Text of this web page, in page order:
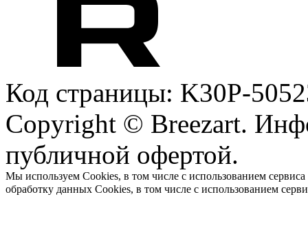
Код страницы: K30P-
Copyright © Breezart.
публичной офертой.
Мы используем Cookies, в том числе с использованием
обработку данных Cookies, в том числе с использованием